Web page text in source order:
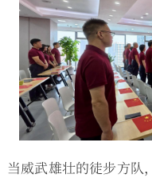
当威武雄壮的徒步方队